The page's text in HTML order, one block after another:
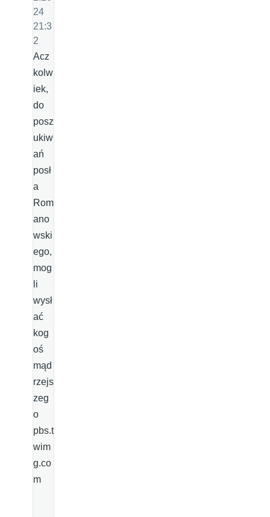
24
21:3
2
Acz
kolw
iek,
do
posz
ukiw
ań
posł
a
Rom
ano
wski
ego,
mog
li
wysł
ać
kog
oś
mąd
rzejs
zeg
o
pbs.t
wim
g.co
m